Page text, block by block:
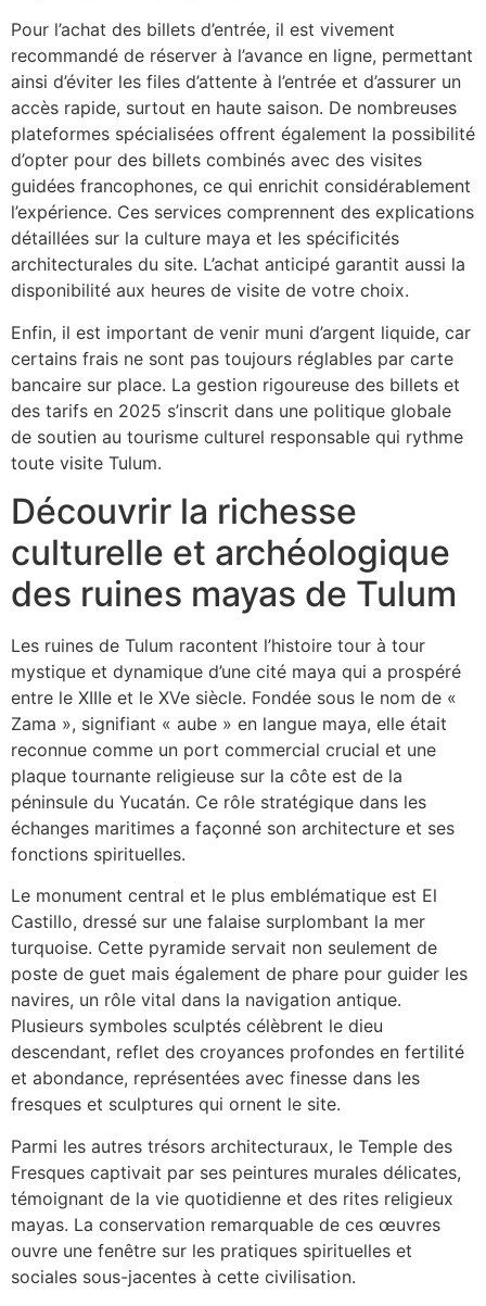
Pour l’achat des billets d’entrée, il est vivement
recommandé de réserver à l’avance en ligne, permettant
ainsi d’éviter les files d’attente à l’entrée et d’assurer un
accès rapide, surtout en haute saison. De nombreuses
plateformes spécialisées offrent également la possibilité
d’opter pour des billets combinés avec des visites
guidées francophones, ce qui enrichit considérablement
l’expérience. Ces services comprennent des explications
détaillées sur la culture maya et les spécificités
architecturales du site. L’achat anticipé garantit aussi la
disponibilité aux heures de visite de votre choix.
Enfin, il est important de venir muni d’argent liquide, car
certains frais ne sont pas toujours réglables par carte
bancaire sur place. La gestion rigoureuse des billets et
des tarifs en 2025 s’inscrit dans une politique globale
de soutien au tourisme culturel responsable qui rythme
toute visite Tulum.
Découvrir la richesse
culturelle et archéologique
des ruines mayas de Tulum
Les ruines de Tulum racontent l’histoire tour à tour
mystique et dynamique d’une cité maya qui a prospéré
entre le XIIIe et le XVe siècle. Fondée sous le nom de «
Zama », signifiant « aube » en langue maya, elle était
reconnue comme un port commercial crucial et une
plaque tournante religieuse sur la côte est de la
péninsule du Yucatán. Ce rôle stratégique dans les
échanges maritimes a façonné son architecture et ses
fonctions spirituelles.
Le monument central et le plus emblématique est El
Castillo, dressé sur une falaise surplombant la mer
turquoise. Cette pyramide servait non seulement de
poste de guet mais également de phare pour guider les
navires, un rôle vital dans la navigation antique.
Plusieurs symboles sculptés célèbrent le dieu
descendant, reflet des croyances profondes en fertilité
et abondance, représentées avec finesse dans les
fresques et sculptures qui ornent le site.
Parmi les autres trésors architecturaux, le Temple des
Fresques captivait par ses peintures murales délicates,
témoignant de la vie quotidienne et des rites religieux
mayas. La conservation remarquable de ces œuvres
ouvre une fenêtre sur les pratiques spirituelles et
sociales sous-jacentes à cette civilisation.